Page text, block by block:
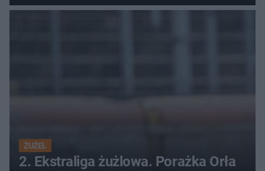
ŻUŻEL
2. Ekstraliga żużlowa. Porażka Orła